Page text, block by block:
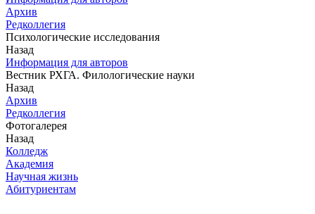
Архив
Редколлегия
Психологические исследования
Назад
Информация для авторов
Вестник РХГА. Филологические науки
Назад
Архив
Редколлегия
Фотогалерея
Назад
Колледж
Академия
Научная жизнь
Абитуриентам